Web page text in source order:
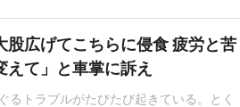
広げてこちらに侵食 疲労と苦
て」と車掌に訴え
るトラブルがたびたび起きている。とく